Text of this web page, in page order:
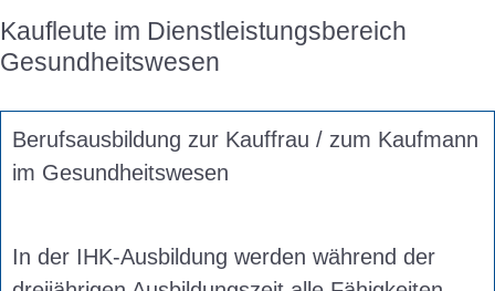
Kaufleute im Dienstleistungsbereich
Gesundheitswesen
Berufsausbildung zur Kauffrau / zum Kaufmann
im Gesundheitswesen
In der IHK-Ausbildung werden während der